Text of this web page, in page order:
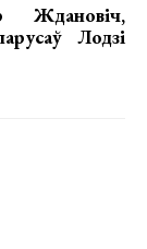
Ждановіч,
Лодзі